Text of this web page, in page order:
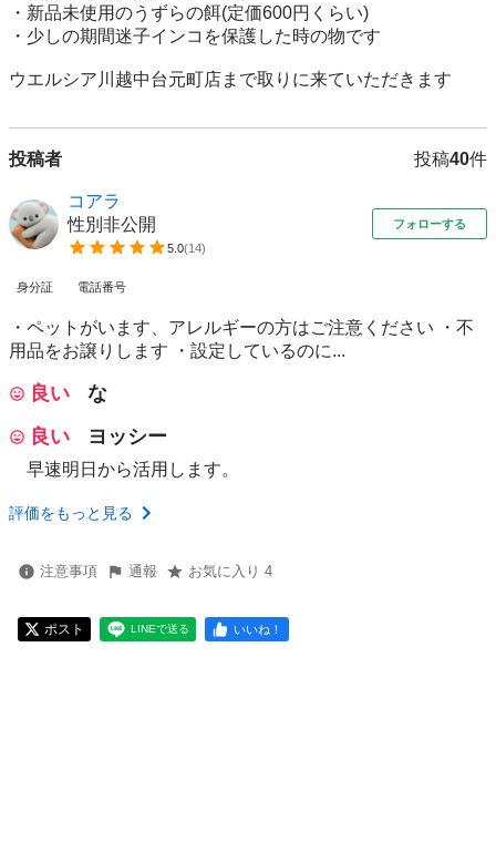
・新品未使用のうずらの餌(定価600円くらい)
・少しの期間迷子インコを保護した時の物です
ウエルシア川越中台元町店まで取りに来ていただきます
投稿者 投稿40件
コアラ
性別非公開
5.0(14)
フォローする
身分証 電話番号
・ペットがいます、アレルギーの方はご注意ください ・不
用品をお譲りします ・設定しているのに...
良い
な
良い
ヨッシー
早速明日から活用します。
評価をもっと見る
注意事項 通報 お気に入り 4
ポスト LINEで送る いいね！